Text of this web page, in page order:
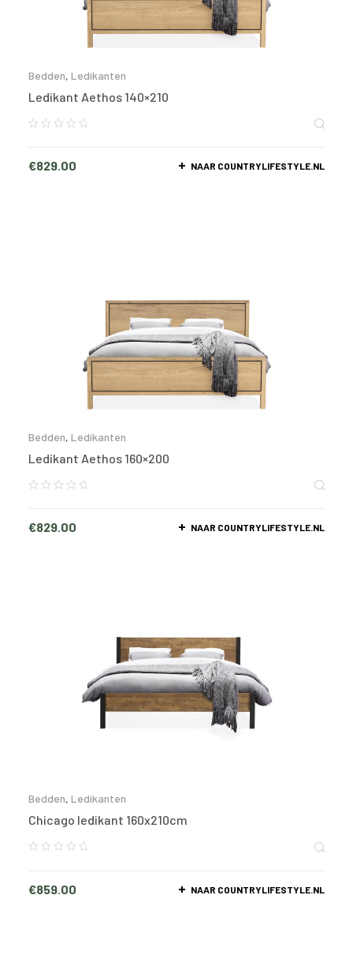
Bedden, Ledikanten
Ledikant Aethos 140×210
€829.00 NAAR COUNTRYLIFESTYLE.NL
Bedden, Ledikanten
Ledikant Aethos 160×200
€829.00 NAAR COUNTRYLIFESTYLE.NL
Bedden, Ledikanten
Chicago ledikant 160x210cm
€859.00 NAAR COUNTRYLIFESTYLE.NL